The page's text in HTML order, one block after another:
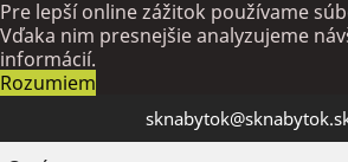
Pre lepší online zážitok používame
Vďaka nim presnejšie analyzujeme
informácií.
Rozumiem